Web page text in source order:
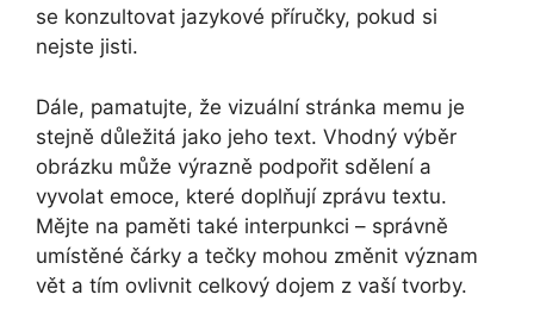
se konzultovat jazykové příručky, pokud si
nejste jisti.
Dále, pamatujte, že vizuální stránka memu je
stejně důležitá jako jeho text. Vhodný výběr
obrázku může výrazně podpořit sdělení a
vyvolat emoce, které doplňují zprávu textu.
Mějte na paměti také interpunkci – správně
umístěné čárky a tečky mohou změnit význam
vět a tím ovlivnit celkový dojem z vaší tvorby.